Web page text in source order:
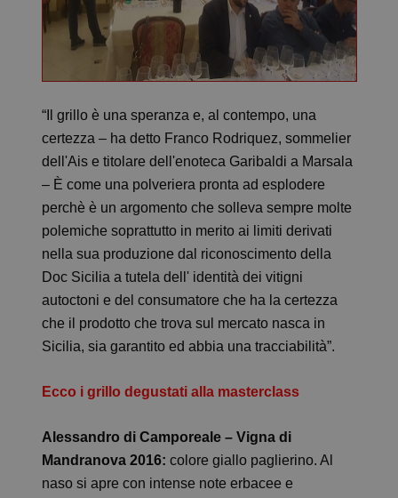
“Il grillo è una speranza e, al contempo, una
certezza – ha detto Franco Rodriquez, sommelier
dell'Ais e titolare dell'enoteca Garibaldi a Marsala
– È come una polveriera pronta ad esplodere
perchè è un argomento che solleva sempre molte
polemiche soprattutto in merito ai limiti derivati
nella sua produzione dal riconoscimento della
Doc Sicilia a tutela dell' identità dei vitigni
autoctoni e del consumatore che ha la certezza
che il prodotto che trova sul mercato nasca in
Sicilia, sia garantito ed abbia una tracciabilità”.
Ecco i grillo degustati alla masterclass
Alessandro di Camporeale – Vigna di
Mandranova 2016: colore giallo paglierino. Al
naso si apre con intense note erbacee e